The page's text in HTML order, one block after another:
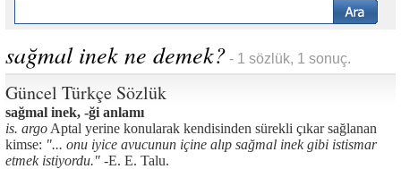
sağmal inek ne demek? - 1 sözlük, 1 sonuç.
Güncel Türkçe Sözlük
sağmal inek, -ği anlamı
is. argo Aptal yerine konularak kendisinden sürekli çıkar sağlanan
kimse: "... onu iyice avucunun içine alıp sağmal inek gibi istismar
etmek istiyordu." -E. E. Talu.